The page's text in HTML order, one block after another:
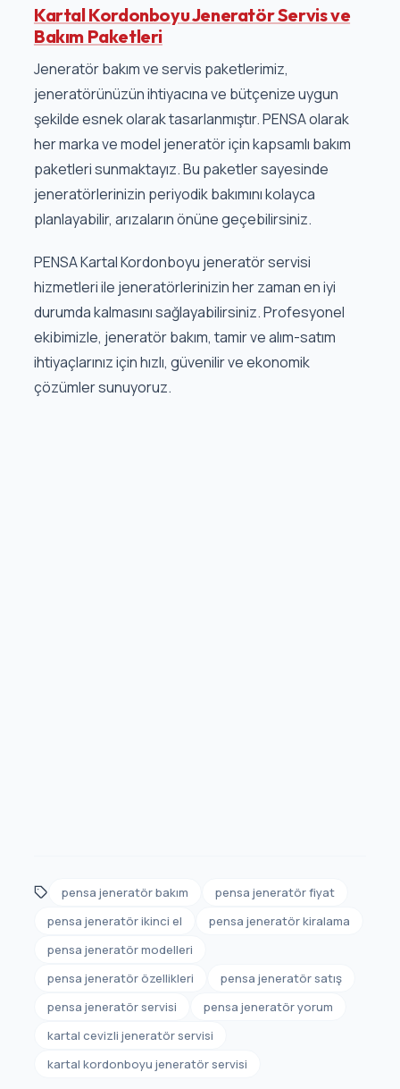
Kartal Kordonboyu Jeneratör Servis ve
Bakım Paketleri
Jeneratör bakım ve servis paketlerimiz,
jeneratörünüzün ihtiyacına ve bütçenize uygun
şekilde esnek olarak tasarlanmıştır. PENSA olarak
her marka ve model jeneratör için kapsamlı bakım
paketleri sunmaktayız. Bu paketler sayesinde
jeneratörlerinizin periyodik bakımını kolayca
planlayabilir, arızaların önüne geçebilirsiniz.
PENSA Kartal Kordonboyu jeneratör servisi
hizmetleri ile jeneratörlerinizin her zaman en iyi
durumda kalmasını sağlayabilirsiniz. Profesyonel
ekibimizle, jeneratör bakım, tamir ve alım-satım
ihtiyaçlarınız için hızlı, güvenilir ve ekonomik
çözümler sunuyoruz.
pensa jeneratör bakım
pensa jeneratör fiyat
pensa jeneratör ikinci el
pensa jeneratör kiralama
pensa jeneratör modelleri
pensa jeneratör özellikleri
pensa jeneratör satış
pensa jeneratör servisi
pensa jeneratör yorum
kartal cevizli jeneratör servisi
kartal kordonboyu jeneratör servisi